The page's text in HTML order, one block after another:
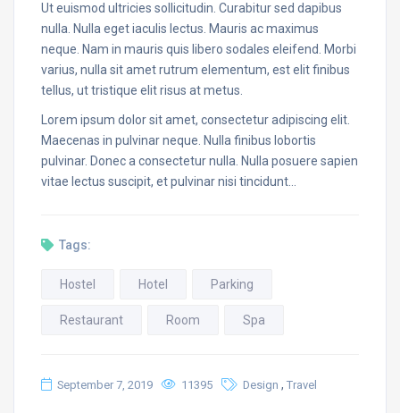
Ut euismod ultricies sollicitudin. Curabitur sed dapibus
nulla. Nulla eget iaculis lectus. Mauris ac maximus
neque. Nam in mauris quis libero sodales eleifend. Morbi
varius, nulla sit amet rutrum elementum, est elit finibus
tellus, ut tristique elit risus at metus.
Lorem ipsum dolor sit amet, consectetur adipiscing elit.
Maecenas in pulvinar neque. Nulla finibus lobortis
pulvinar. Donec a consectetur nulla. Nulla posuere sapien
vitae lectus suscipit, et pulvinar nisi tincidunt…
Tags:
Hostel Hotel Parking
Restaurant Room Spa
September 7, 2019 11395 Design , Travel